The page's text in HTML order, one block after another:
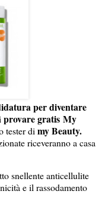
per diventare
provare gratis My
tester di my Beauty.
riceveranno a casa
snellente anticellulite
e il rassodamento